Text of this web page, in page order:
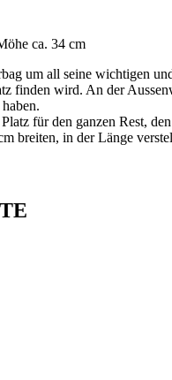
ca. 34 cm
um all seine wichtigen
finden wird. An der
für den ganzen Rest,
breiten, in der Länge